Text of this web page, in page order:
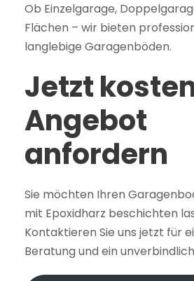
Ob Einzelgarage,
Flächen – wir bieten
langlebige Garagenböden.
Jetzt
Angebot
anfordern
Sie möchten Ihren
mit Epoxidharz beschichten
Kontaktieren Sie uns jetzt für
Beratung und ein